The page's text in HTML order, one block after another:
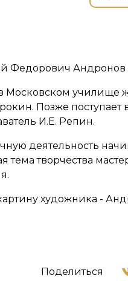
Федорович Андронов
Московском училище
Позже
И.Е. Репин.
деятельность
тема творчества
художника -
Поделиться